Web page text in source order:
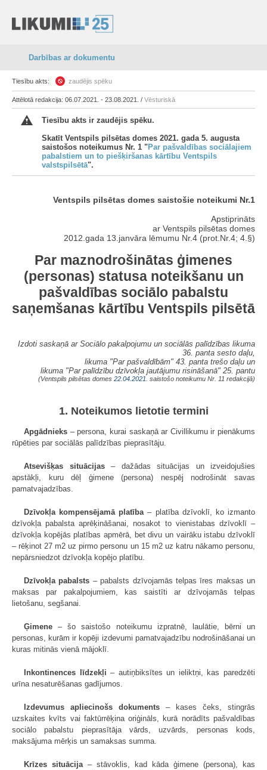
Darbības ar dokumentu
Tiesību akts: zaudējis spēku
Attēlotā redakcija: 06.07.2021. - 23.08.2021. / Vēsturiskā
Tiesību akts ir zaudējis spēku.
Skatīt Ventspils pilsētas domes 2021. gada 5. augusta
saistošos noteikumus Nr. 1 "Par pašvaldības sociālajiem
pabalstiem un to piešķiršanas kārtību Ventspils
valstspilsētā".
Ventspils pilsētas domes saistošie noteikumi Nr.1
Apstiprināts
ar Ventspils pilsētas domes
2012.gada 13.janvāra lēmumu Nr.4 (prot.Nr.4; 4.§)
Par maznodrošinātas ģimenes
(personas) statusa noteikšanu un
pašvaldības sociālo pabalstu
saņemšanas kārtību Ventspils pilsētā
Izdoti saskaņā ar Sociālo pakalpojumu un sociālās palīdzības likuma
36. panta sesto daļu,
likuma "Par pašvaldībām" 43. panta trešo daļu un
likuma "Par palīdzību dzīvokļa jautājumu risināšanā" 25. pantu
(Ventspils pilsētas domes 22.04.2021. saistošo noteikumu Nr. 11 redakcijā)
1. Noteikumos lietotie termini
Apgādnieks – persona, kurai saskaņā ar Civillikumu ir pienākums
rūpēties par sociālās palīdzības pieprasītāju.
Atsevišķas situācijas– dažādas situācijas un izveidojušies
apstākļi, kuru dēļ ģimene (persona) nespēj nodrošināt savas
pamatvajadzības.
Dzīvokļa kompensējamā platība – platība dzīvoklī, ko izmanto
dzīvokļa pabalsta aprēķināšanai, nosakot to vienistabas dzīvoklī –
dzīvokļa kopējās platības apmērā, bet divu un vairāku istabu dzīvoklī
– rēķinot 27 m2 uz pirmo personu un 15 m2 uz katru nākamo personu,
nepārsniedzot dzīvokļa kopējo platību.
Dzīvokļa pabalsts – pabalsts dzīvojamās telpas īres maksas un
maksas par pakalpojumiem, kas saistīti ar dzīvojamās telpas
lietošanu, segšanai.
Ģimene – šo saistošo noteikumu izpratnē, laulātie, bērni un
personas, kurām ir kopēji izdevumi pamatvajadzību nodrošināšanai un
kuras mitinās vienā mājoklī.
Inkontinences līdzekļi – autiņbiksītes un ieliktņi, kas paredzēti
urīna nesaturēšanas gadījumos.
Izdevumus apliecinošs dokuments – kases čeks, stingrās
uzskaites kvīts vai faktūrrēķina oriģināls, kurā norādīts pašvaldības
sociālo pabalstu pieprasītāja vārds, uzvārds, personas kods,
maksājuma mērķis un samaksas summa.
Krīzes situācija – stāvoklis, kad kāda ģimene (persona), kas